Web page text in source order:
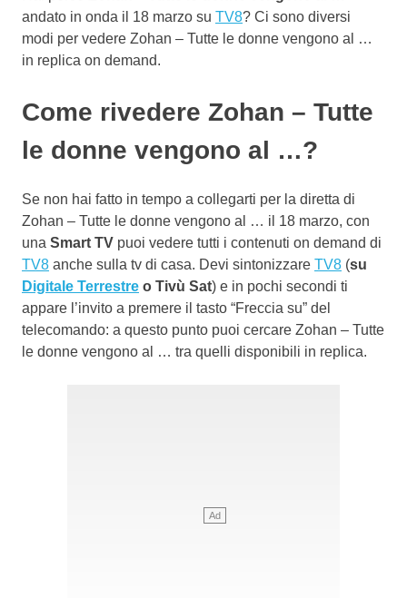
andato in onda il 18 marzo su TV8? Ci sono diversi
modi per vedere Zohan – Tutte le donne vengono al …
in replica on demand.
Come rivedere Zohan – Tutte
le donne vengono al …?
Se non hai fatto in tempo a collegarti per la diretta di
Zohan – Tutte le donne vengono al … il 18 marzo, con
una Smart TV puoi vedere tutti i contenuti on demand di
TV8 anche sulla tv di casa. Devi sintonizzare TV8 (su
Digitale Terrestre o Tivù Sat) e in pochi secondi ti
appare l’invito a premere il tasto “Freccia su” del
telecomando: a questo punto puoi cercare Zohan – Tutte
le donne vengono al … tra quelli disponibili in replica.